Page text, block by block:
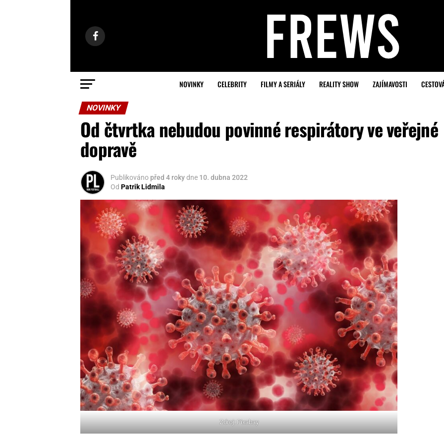
NOVINKY CELEBRITY FILMY A SERIÁLY REALITY SHOW ZAJÍMAVOSTI
NOVINKY
Od čtvrtka nebudou povinné respirátory ve veřejné
dopravě
Publikováno před 4 rokydne 10. dubna 2022
Od Patrik Lidmila
Zdroj: Pixabay